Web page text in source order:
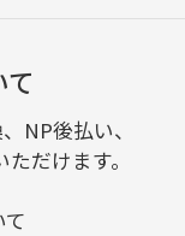
NP後払い、
だけます。